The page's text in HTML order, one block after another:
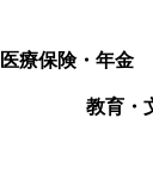
医療保険・年金
教育・